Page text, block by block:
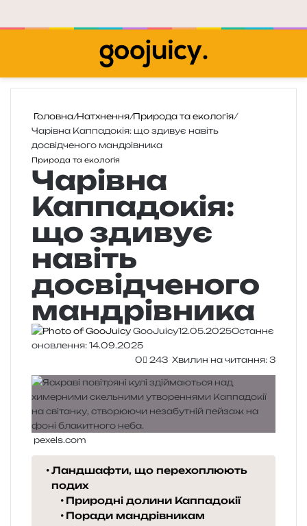
Головна/Натхнення/Природа та екологія/
Чарівна Каппадокія: що здивує навіть
досвідченого мандрівника
Природа та екологія
Чарівна
Каппадокія:
що здивує
навіть
досвідченого
мандрівника
GooJuicy12.05.2025Останнє
оновлення: 14.09.2025
0
243 Хвилин на читання: 3
pexels.com
Ландшафти, що перехоплюють
подих
Природні долини Каппадокії
Поради мандрівникам